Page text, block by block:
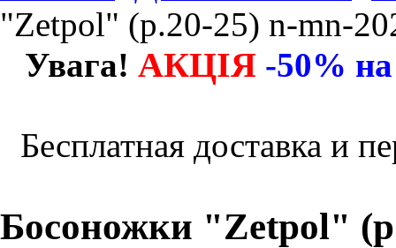
"Zetpol" (р.20-25) n-mn-
Увага! АКЦІЯ -50%
Бесплатная доставка и
Босоножки "Zetpol"